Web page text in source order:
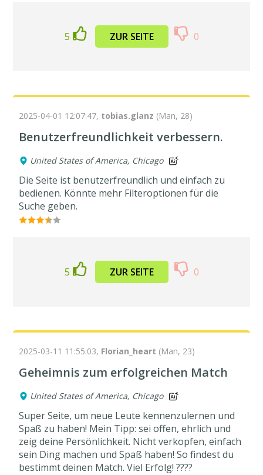
5 ZUR SEITE 0
2025-04-01 12:07:47, tobias.glanz (Man, 28)
Benutzerfreundlichkeit verbessern.
United States of America, Chicago
Die Seite ist benutzerfreundlich und einfach zu
bedienen. Könnte mehr Filteroptionen für die
Suche geben.
5 ZUR SEITE 0
2025-03-11 11:55:03, Florian_heart (Man, 23)
Geheimnis zum erfolgreichen Match
United States of America, Chicago
Super Seite, um neue Leute kennenzulernen und
Spaß zu haben! Mein Tipp: sei offen, ehrlich und
zeig deine Persönlichkeit. Nicht verkopfen, einfach
sein Ding machen und Spaß haben! So findest du
bestimmt deinen Match. Viel Erfolg! ????